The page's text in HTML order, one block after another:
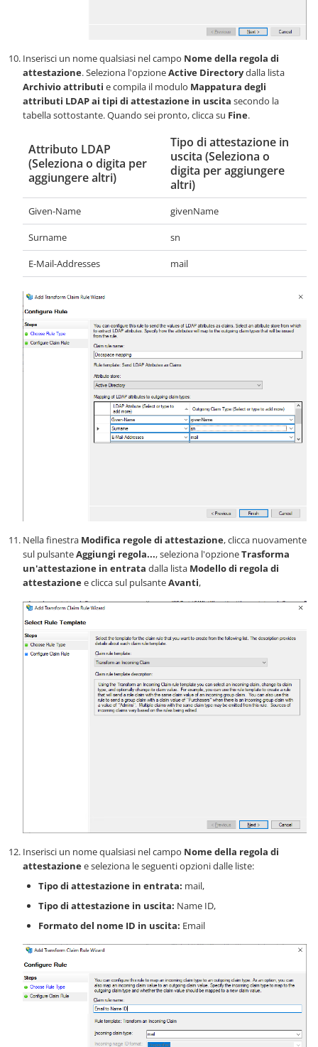
Inserisci un nome qualsiasi nel campo Nome della regola di
attestazione. Seleziona l'opzioneActive Directorydalla lista
Archivio attributi e compila il modulo Mappatura degli
attributi LDAP ai tipi di attestazione in uscita secondo la
tabella sottostante. Quando sei pronto, clicca su Fine.
Attributo LDAP
(Seleziona o digita per
aggiungere altri)
Tipo di attestazione in
uscita (Seleziona o
digita per aggiungere
altri)
Given-Name givenName
Surname sn
E-Mail-Addresses mail
Nella finestra Modifica regole di attestazione, clicca nuovamente
sul pulsanteAggiungi regola..., seleziona l'opzioneTrasforma
un'attestazione in entrata dalla lista Modello di regola di
attestazionee clicca sul pulsanteAvanti,
Inserisci un nome qualsiasi nel campo Nome della regola di
attestazionee seleziona le seguenti opzioni dalle liste:
Tipo di attestazione in entrata: mail,
Tipo di attestazione in uscita: Name ID,
Formato del nome ID in uscita: Email